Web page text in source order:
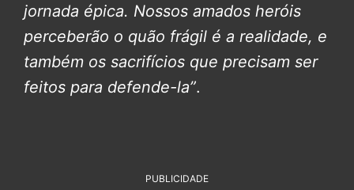
jornada épica. Nossos amados heróis
perceberão o quão frágil é a realidade, e
também os sacrifícios que precisam ser
feitos para defende-la”.
PUBLICIDADE